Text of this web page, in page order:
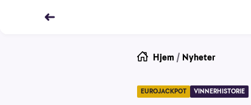
Hjem / Nyheter
EUROJACKPOT VINNERHISTORIE